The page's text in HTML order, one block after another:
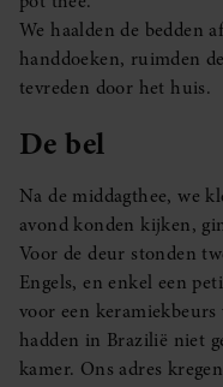
We haalden de bedden
handdoeken, ruimden
tevreden door het huis.
De bel
Na de middagthee, we
avond konden kijken,
Voor de deur stonden
Engels, en enkel een
voor een
hadden in Brazilië niet
kamer. Ons adres